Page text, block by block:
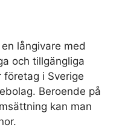
långivare med
och tillgängliga
i Sverige
Beroende på
kan man